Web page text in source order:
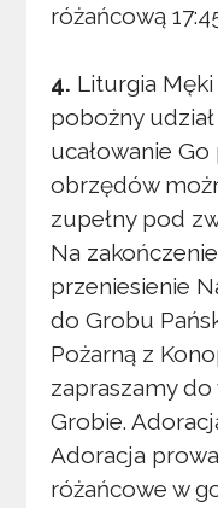
różańcową
4. Liturgia Męki
pobożny
ucałowanie
obrzędów
zupełny pod
Na
przeniesienie
do Grobu
Pożarną z
zapraszamy
Grobie.
Adoracja
różańcowe w